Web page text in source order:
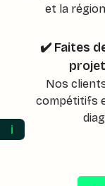
et la
✔️ Faites
Nos
compétitifs
ℹ️